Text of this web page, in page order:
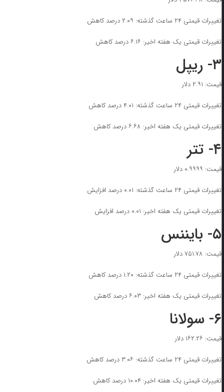
تغییرات قیمتی ۲۴ ساعت گذشته: ۲.۰۹ درصد کاهش
تغییرات قیمتی یک هفته اخیر: ۶.۱۶ درصد کاهش
۳- ریپل
قیمت: ۲.۹۱ دلار
تغییرات قیمتی ۲۴ ساعت گذشته: ۴.۰۱ درصد کاهش
تغییرات قیمتی یک هفته اخیر: ۶.۶۸ درصد کاهش
۴- تتر
قیمت: ۰.۹۹۹۹ دلار
تغییرات قیمتی ۲۴ ساعت گذشته: ۰.۰۱ درصد افزایش
تغییرات قیمتی یک هفته اخیر: ۰.۰۱ درصد افزایش
۵- بایننس
قیمت: ۷۵۱.۷۸ دلار
تغییرات قیمتی ۲۴ ساعت گذشته: ۱.۲۰ درصد کاهش
تغییرات قیمتی یک هفته اخیر: ۶.۰۳ درصد کاهش
۶- سولانا
قیمت: ۱۶۲.۲۶ دلار
تغییرات قیمتی ۲۴ ساعت گذشته: ۳.۰۶ درصد کاهش
تغییرات قیمتی یک هفته اخیر: ۱۰.۰۴ درصد کاهش